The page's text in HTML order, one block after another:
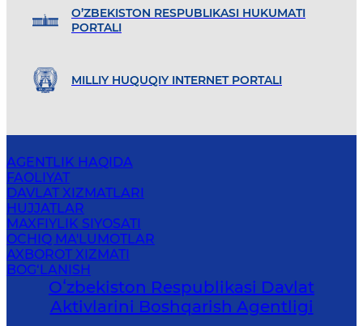
O’ZBEKISTON RESPUBLIKASI HUKUMATI
PORTALI
MILLIY HUQUQIY INTERNET PORTALI
AGENTLIK HAQIDA
FAOLIYAT
DAVLAT XIZMATLARI
HUJJATLAR
MAXFIYLIK SIYOSATI
OCHIQ MA'LUMOTLAR
AXBOROT XIZMATI
BOG‘LANISH
Oʻzbekiston Respublikasi Davlat
Aktivlarini Boshqarish Agentligi